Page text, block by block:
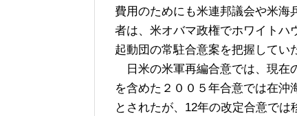
費用のためにも米連邦議会や米海
者は、米オバマ政権でホワイトハ
起動団の常駐合意案を把握してい
日米の米軍再編合意では、現在
を含めた２００５年合意では在沖
とされたが、12年の改定合意で